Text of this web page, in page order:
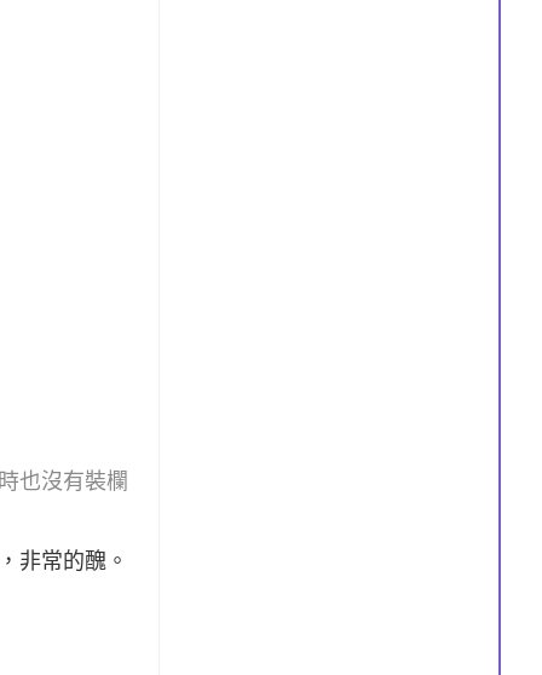
也沒有裝欄
非常的醜。